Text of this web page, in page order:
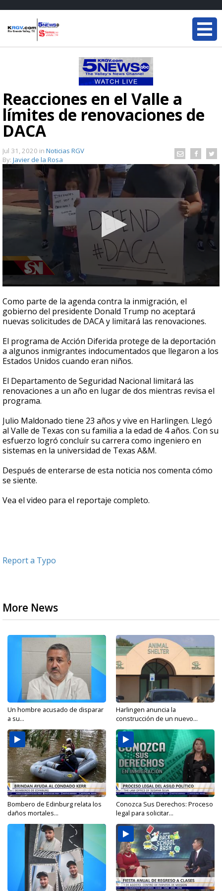
Reacciones en el Valle a
límites de renovaciones de
DACA
Jul 31, 2020 in Noticias RGV
By: Javier de la Rosa
seconds
of
2
minutes,
seconds
Como parte de la agenda contra la inmigración, el
gobierno del presidente Donald Trump no aceptará
nuevas solicitudes de DACA y limitará las renovaciones.
El programa de Acción Diferida protege de la deportación
a algunos inmigrantes indocumentados que llegaron a los
Estados Unidos cuando eran niños.
El Departamento de Seguridad Nacional limitará las
renovaciones a un año en lugar de dos mientras revisa el
programa.
Julio Maldonado tiene 23 años y vive en Harlingen. Llegó
al Valle de Texas con su familia a la edad de 4 años. Con su
esfuerzo logró concluír su carrera como ingeniero en
sistemas en la universidad de Texas A&M.
Después de enterarse de esta noticia nos comenta cómo
se siente.
Vea el video para el reportaje completo.
Report a Typo
More News
Un hombre acusado de disparar
a su...
Harlingen anuncia la
construcción de un nuevo...
Bombero de Edinburg relata los
daños mortales...
Conozca Sus Derechos: Proceso
legal para solicitar...